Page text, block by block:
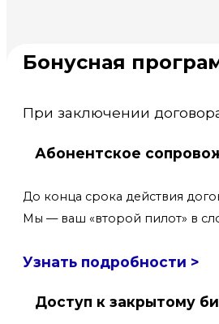
Бонусная
При заключении
Абонентское
До конца срока действия
Мы — ваш «второй пилот» в
Узнать подробности >
Доступ к закрытому